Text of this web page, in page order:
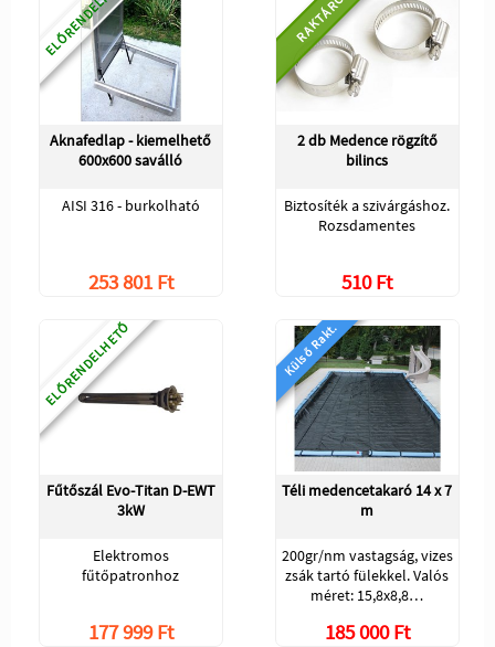
Aknafedlap - kiemelhető
600x600 saválló
AISI 316 - burkolható
253 801 Ft
RAKTÁRON
2 db Medence rögzítő
bilincs
Biztosíték a szivárgáshoz.
Rozsdamentes
510 Ft
ELŐRENDELHETŐ
Fűtőszál Evo-Titan D-EWT
3kW
Elektromos
fűtőpatronhoz
177 999 Ft
Külső Rakt.
Téli medencetakaró 14 x 7
m
200gr/nm vastagság, vizes
zsák tartó fülekkel. Valós
méret: 15,8x8,8…
185 000 Ft